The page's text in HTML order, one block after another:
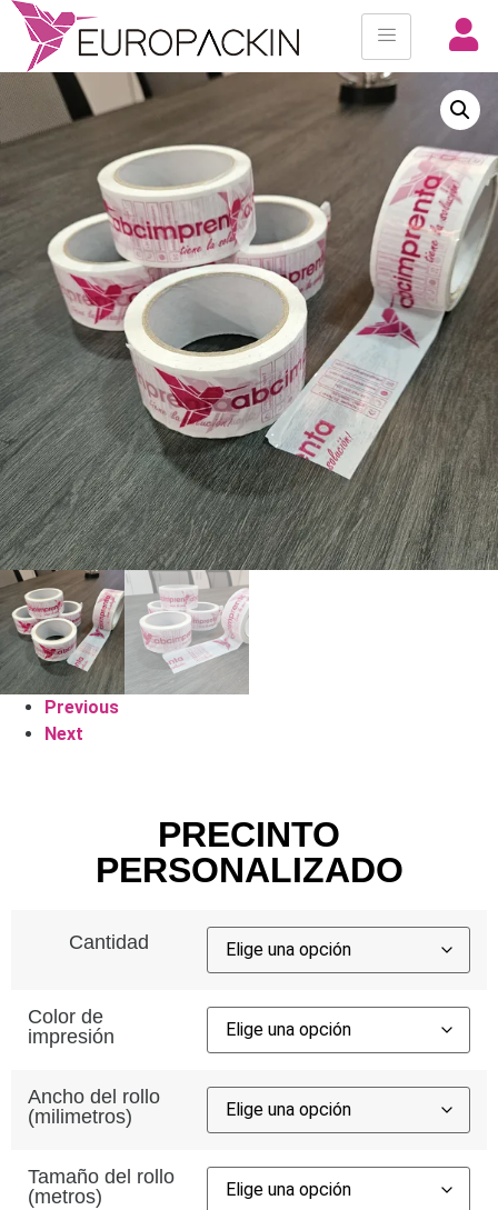
Previous
Next
PRECINTO
PERSONALIZADO
Cantidad
Color de
impresión
Ancho del rollo
(milimetros)
Tamaño del rollo
(metros)